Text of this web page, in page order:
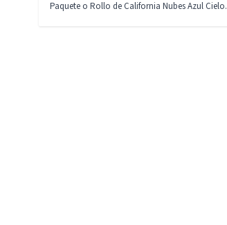
Paquete o Rollo de California Nubes Azul Cielo.